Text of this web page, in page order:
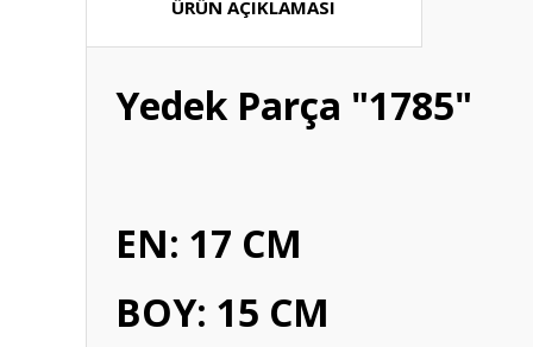
ÜRÜN AÇIKLAMASI
Yedek Parça "1785"
EN: 17 CM
BOY: 15 CM